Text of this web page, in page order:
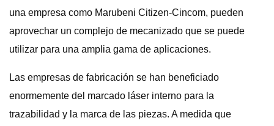
una empresa como Marubeni Citizen-Cincom, pueden
aprovechar un complejo de mecanizado que se puede
utilizar para una amplia gama de aplicaciones.
Las empresas de fabricación se han beneficiado
enormemente del marcado láser interno para la
trazabilidad y la marca de las piezas. A medida que